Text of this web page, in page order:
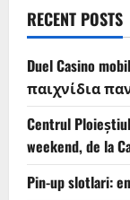
RECENT POSTS
Duel Casino
παιχνίδια
Centrul
weekend, de la
Pin-up slotlari: